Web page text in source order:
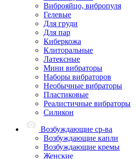
Виброяйцо, вибропуля
Гелевые
Для груди
Для пар
Киберкожа
Клиторальные
Латексные
Мини вибраторы
Наборы вибраторов
Необычные вибраторы
Пластиковые
Реалистичные вибраторы
Силикон
Возбуждающие ср-ва
Возбуждающие капли
Возбуждающие кремы
Женские